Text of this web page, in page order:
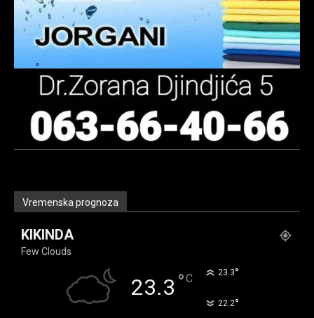
Vremenska prognoza
KIKINDA
Few Clouds
23.3 °C 23.3°
22.2°